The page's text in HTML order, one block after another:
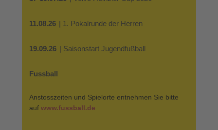
11.08.26 | 1. Pokalrunde der Herren
19.09.26 | Saisonstart Jugendfußball
Fussball
Anstosszeiten und Spielorte entnehmen Sie bitte
auf www.fussball.de